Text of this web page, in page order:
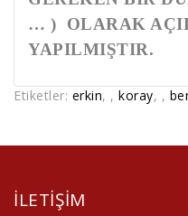
… ) OLARAK
YAPILMIŞTIR.
Etiketler: erkin, , koray, ,
ILETIŞIM